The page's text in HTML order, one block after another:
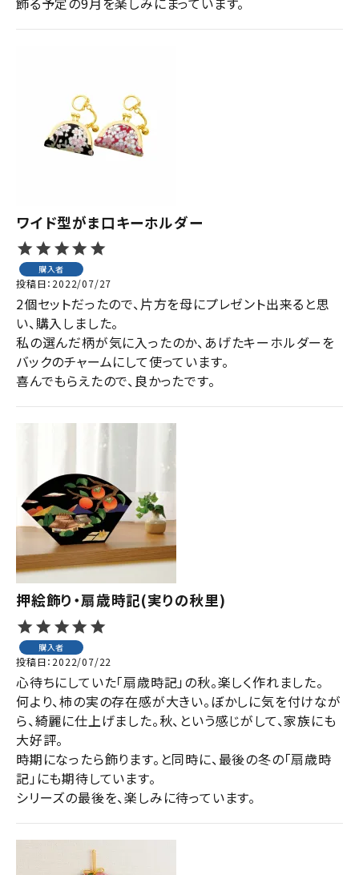
ワイド型がま口キーホルダー
購入者
投稿日 2022/07/27
2個セットだったので、片方を母にプレゼント出来ると思
い、購入しました。
私の選んだ柄が気に入ったのか、あげたキーホルダーを
バックのチャームにして使っています。
喜んでもらえたので、良かったです。
押絵飾り・扇歳時記(実りの秋里)
購入者
投稿日 2022/07/22
心待ちにしていた「扇歳時記」の秋。楽しく作れました。
何より、柿の実の存在感が大きい。ぼかしに気を付けなが
ら、綺麗に仕上げました。秋、という感じがして、家族にも
大好評。
時期になったら飾ります。と同時に、最後の冬の「扇歳時
記」にも期待しています。
シリーズの最後を、楽しみに待っています。